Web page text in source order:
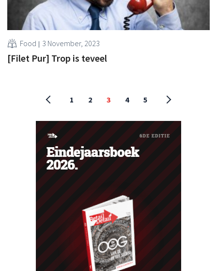
Food 3 November, 2023
[Filet Pur] Trop is teveel
1 2 3 4 5